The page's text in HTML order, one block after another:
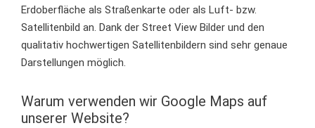
Erdoberfläche als Straßenkarte oder als Luft- bzw.
Satellitenbild an. Dank der Street View Bilder und den
qualitativ hochwertigen Satellitenbildern sind sehr genaue
Darstellungen möglich.
Warum verwenden wir Google Maps auf
unserer Website?